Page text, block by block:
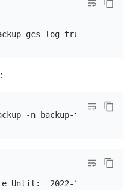
Until:  2022-10-